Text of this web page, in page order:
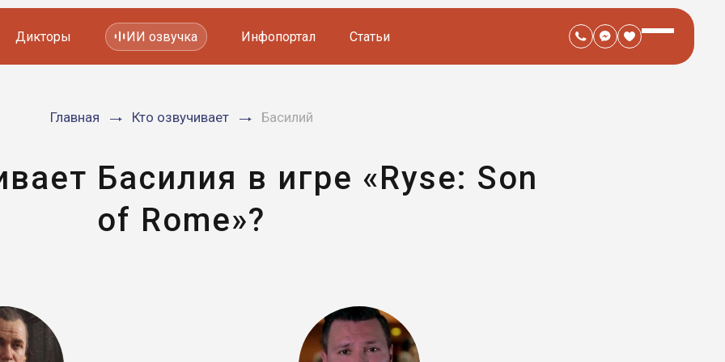
Мультфильмов
Дикторы ИИ озвучка Инфопортал Статьи
Главная Кто озвучивает Басилий
Басилия в игре «Ryse: Son
of Rome»?